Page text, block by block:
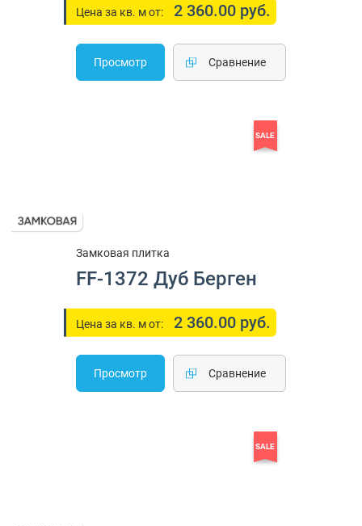
Цена за кв. м от: 2 360.00 руб.
Просмотр Cравнение
SALE
Замковая плитка
FF-1372 Дуб Берген
Цена за кв. м от: 2 360.00 руб.
Просмотр Cравнение
SALE